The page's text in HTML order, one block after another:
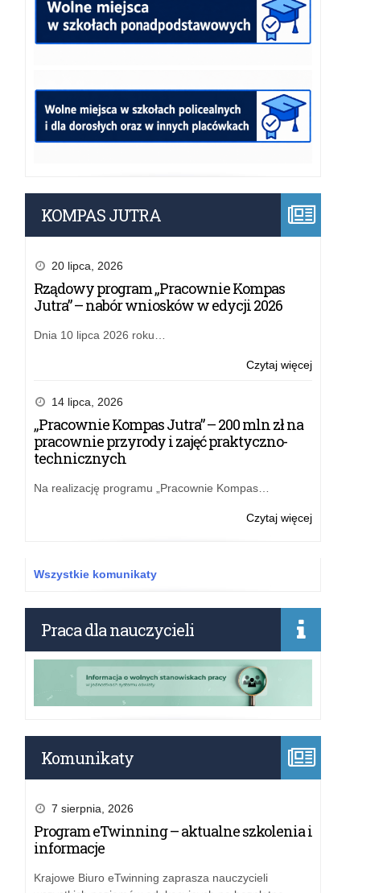
KOMPAS JUTRA
20 lipca, 2026
Rządowy program „Pracownie Kompas
Jutra” – nabór wniosków w edycji 2026
Dnia 10 lipca 2026 roku…
Czytaj więcejo:
w
14 lipca, 2026
„Pracownie Kompas Jutra” – 200 mln zł na
pracownie przyrody i zajęć praktyczno-
technicznych
Na realizację programu „Pracownie Kompas…
Czytaj więcejo:
na
praktyczno-
technicznych
Wszystkie komunikaty
Praca dla nauczycieli
Komunikaty
7 sierpnia, 2026
Program eTwinning – aktualne szkolenia i
informacje
Krajowe Biuro eTwinning zaprasza nauczycieli